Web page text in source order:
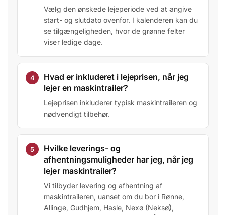
Vælg den ønskede lejeperiode ved at angive
start- og slutdato ovenfor. I kalenderen kan du
se tilgængeligheden, hvor de grønne felter
viser ledige dage.
Hvad er inkluderet i lejeprisen, når jeg
lejer en maskintrailer?
Lejeprisen inkluderer typisk maskintraileren og
nødvendigt tilbehør.
Hvilke leverings- og
afhentningsmuligheder har jeg, når jeg
lejer maskintrailer?
Vi tilbyder levering og afhentning af
maskintraileren, uanset om du bor i Rønne,
Allinge, Gudhjem, Hasle, Nexø (Neksø),